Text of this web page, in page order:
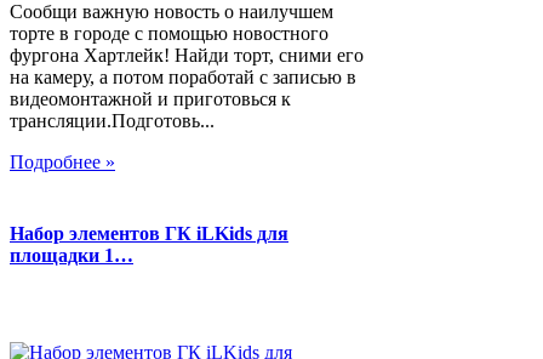
Сообщи важную новость о наилучшем
торте в городе с помощью новостного
фургона Хартлейк! Найди торт, сними его
на камеру, а потом поработай с записью в
видеомонтажной и приготовься к
трансляции.Подготовь...
Подробнее »
Набор элементов ГК iLKids для
площадки 1…